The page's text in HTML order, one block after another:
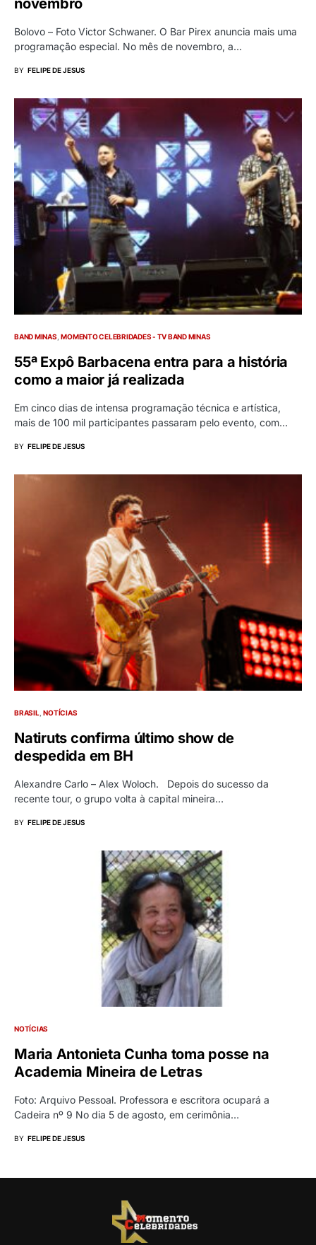
novembro
Bolovo – Foto Victor Schwaner. O Bar Pirex anuncia mais uma
programação especial. No mês de novembro, a…
BY FELIPE DE JESUS
BAND MINAS MOMENTO CELEBRIDADES - TV BAND MINAS
55ª Expô Barbacena entra para a história
como a maior já realizada
Em cinco dias de intensa programação técnica e artística,
mais de 100 mil participantes passaram pelo evento, com…
BY FELIPE DE JESUS
BRASIL NOTÍCIAS
Natiruts confirma último show de
despedida em BH
Alexandre Carlo – Alex Woloch. Depois do sucesso da
recente tour, o grupo volta à capital mineira…
BY FELIPE DE JESUS
NOTÍCIAS
Maria Antonieta Cunha toma posse na
Academia Mineira de Letras
Foto: Arquivo Pessoal. Professora e escritora ocupará a
Cadeira nº 9 No dia 5 de agosto, em cerimônia…
BY FELIPE DE JESUS